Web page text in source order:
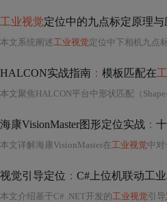
工业视觉定位中的九点标定原理与
本文系统阐述工业视觉定位中下相机九点标定的核心原理，聚焦于
HALCON实战指南 ： 模板匹配在
本文聚焦HALCON平台中形状匹配（
海康VisionMaster图形定位实战 ：
本文详解海康VisionMaster在工业视觉中
视觉引导定位 ： C#上位机联动工
本文介绍基于C# .NET开发的工业视觉引导